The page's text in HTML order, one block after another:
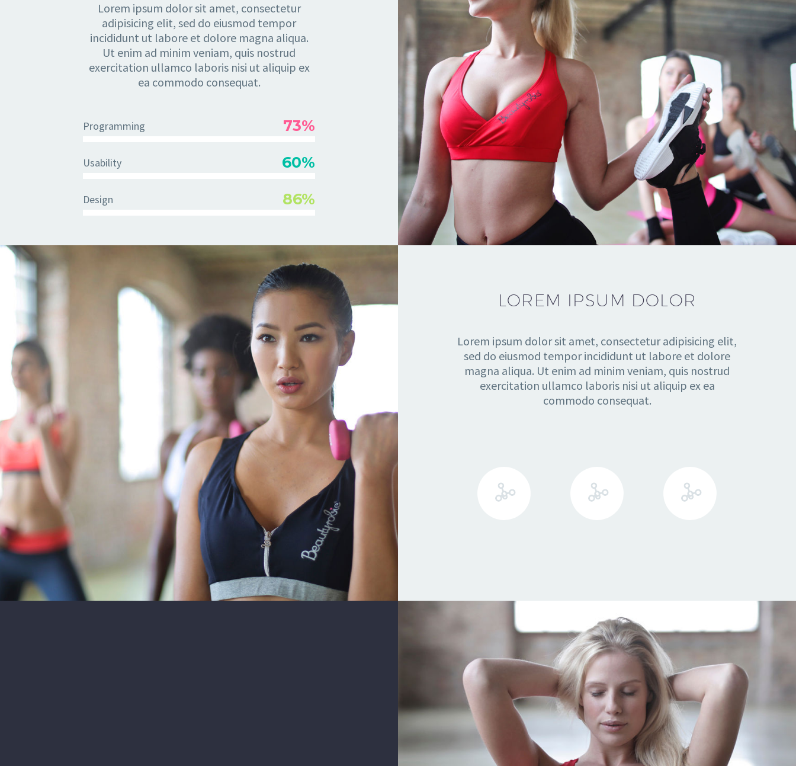
Lorem ipsum dolor sit amet, consectetur
adipisicing elit, sed do eiusmod tempor
incididunt ut labore et dolore magna aliqua.
Ut enim ad minim veniam, quis nostrud
exercitation ullamco laboris nisi ut aliquip ex
ea commodo consequat.
Programming 73%
Usability 60%
Design 86%
LOREM IPSUM DOLOR
Lorem ipsum dolor sit amet, consectetur adipisicing elit,
sed do eiusmod tempor incididunt ut labore et dolore
magna aliqua. Ut enim ad minim veniam, quis nostrud
exercitation ullamco laboris nisi ut aliquip ex ea
commodo consequat.
0
Likes Reviews Ratings